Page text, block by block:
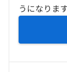
うになります